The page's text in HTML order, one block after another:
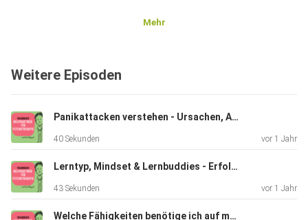
Mehr
Weitere Episoden
Panikattacken verstehen - Ursachen, Auslöser und individuelle Therapie
40 Sekunden vor 1 Jahr
Lerntyp, Mindset & Lernbuddies - Erfolgreich lernen
43 Sekunden vor 1 Jahr
Welche Fähigkeiten benötige ich auf meinem Weg als Heilpraktikerin für Psychotherapie?